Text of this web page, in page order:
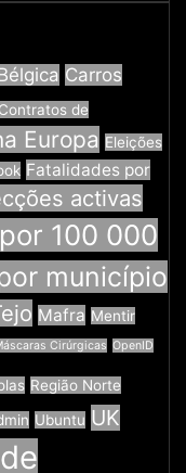
Carros
Contratos de
Europa Eleições
Fatalidades por
activas
100 000
município
Mafra Mentir
Cirúrgicas OpenID
Região Norte
Ubuntu UK